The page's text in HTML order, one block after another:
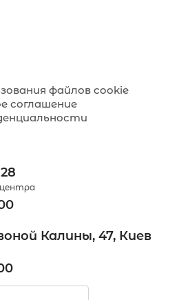
файлов cookie
соглашение
Калины, 47, Киев